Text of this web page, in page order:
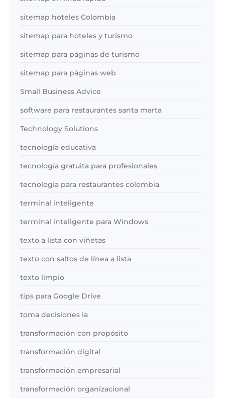
sitemap hoteles Colombia
sitemap para hoteles y turismo
sitemap para páginas de turismo
sitemap para páginas web
Small Business Advice
software para restaurantes santa marta
Technology Solutions
tecnología educativa
tecnología gratuita para profesionales
tecnologia para restaurantes colombia
terminal inteligente
terminal inteligente para Windows
texto a lista con viñetas
texto con saltos de línea a lista
texto limpio
tips para Google Drive
toma decisiones ia
transformación con propósito
transformación digital
transformación empresarial
transformación organizacional